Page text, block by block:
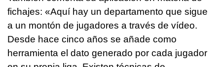
fichajes: «Aquí hay un departamento que sigue
a un montón de jugadores a través de vídeo.
Desde hace cinco años se añade como
herramienta el dato generado por cada jugador